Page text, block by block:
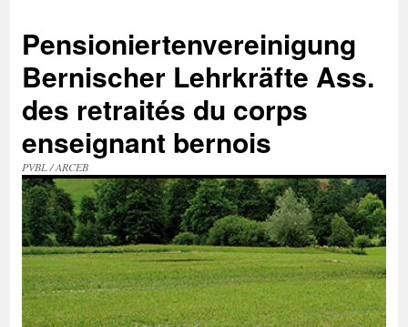
springen
Pensioniertenvereinigung
Bernischer Lehrkräfte Ass.
des retraités du corps
enseignant bernois
PVBL / ARCEB